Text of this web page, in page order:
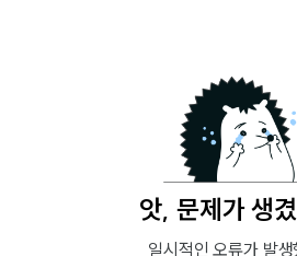
앗, 문제가 생
일시적인 오류가 발생